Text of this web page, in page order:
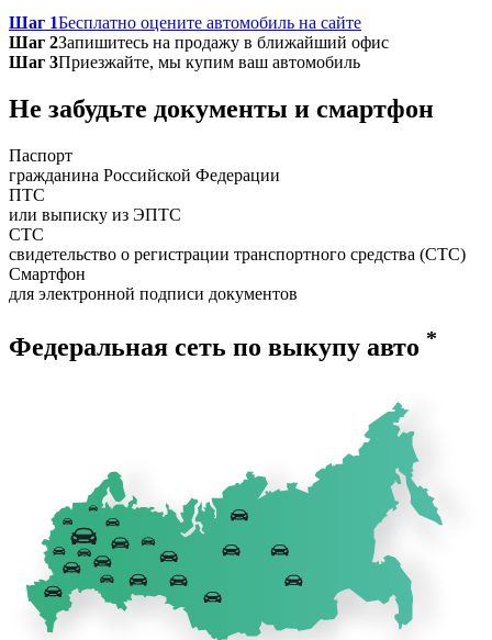
Шаг 1Бесплатно оцените автомобиль на сайте
Шаг 2Запишитесь на продажу в ближайший офис
Шаг 3Приезжайте, мы купим ваш автомобиль
Не забудьте документы и смартфон
Паспорт
гражданина Российской Федерации
ПТС
или выписку из ЭПТС
СТС
свидетельство о регистрации транспортного средства (СТС)
Смартфон
для электронной подписи документов
Федеральная сеть по выкупу авто *